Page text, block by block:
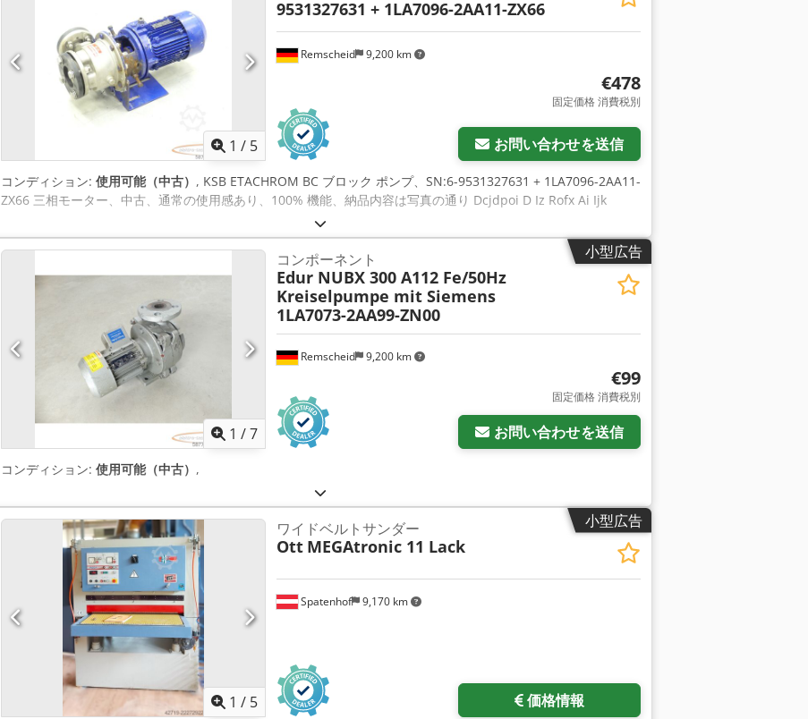
1 / 5
Remscheid 9,200 km
9531327631 + 1LA7096-2AA11-ZX66
€478
固定価格 消費税別
お問い合わせを送信
コンディション: 使用可能（中古） , KSB ETACHROM BC ブロック ポンプ、SN:6-9531327631 + 1LA7096-2AA11-
ZX66 三相モーター、中古、通常の使用感あり、100% 機能、納品内容は写真の通り Dcjdpoi D Iz Rofx Ai Ijk
小型広告
1 /7
Remscheid 9,200 km
コンポーネント
Edur NUBX 300 A112 Fe/50Hz
Kreiselpumpe mit Siemens
1LA7073-2AA99-ZN00
€99
固定価格 消費税別
お問い合わせを送信
コンディション: 使用可能（中古） ,
小型広告
1 / 5
Spatenhof 9,170 km
ワイドベルトサンダー
Ott MEGAtronic 11 Lack
価格情報